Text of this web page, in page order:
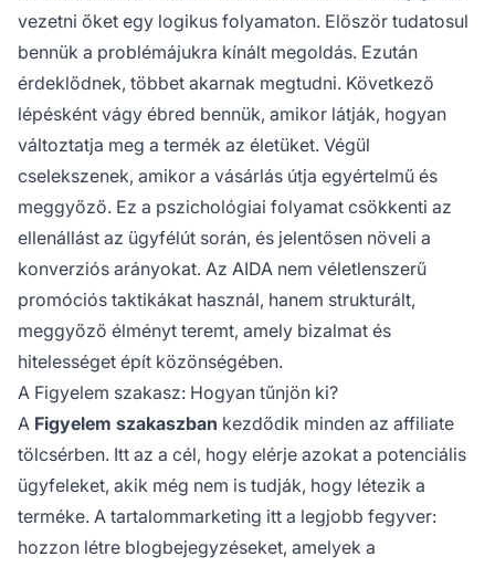
vezetni őket egy logikus folyamaton. Először tudatosul
bennük a problémájukra kínált megoldás. Ezután
érdeklődnek, többet akarnak megtudni. Következő
lépésként vágy ébred bennük, amikor látják, hogyan
változtatja meg a termék az életüket. Végül
cselekszenek, amikor a vásárlás útja egyértelmű és
meggyőző. Ez a pszichológiai folyamat csökkenti az
ellenállást az ügyfélút során, és jelentősen növeli a
konverziós arányokat. Az AIDA nem véletlenszerű
promóciós taktikákat használ, hanem strukturált,
meggyőző élményt teremt, amely bizalmat és
hitelességet épít közönségében.
A Figyelem szakasz: Hogyan tűnjön ki?
A Figyelem szakaszban kezdődik minden az affiliate
tölcsérben. Itt az a cél, hogy elérje azokat a potenciális
ügyfeleket, akik még nem is tudják, hogy létezik a
terméke. A tartalommarketing itt a legjobb fegyver:
hozzon létre blogbejegyzéseket, amelyek a